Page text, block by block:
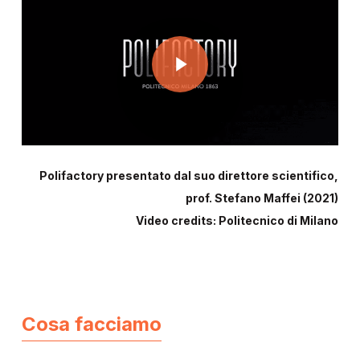
Play Video
Polifactory presentato dal suo direttore scientifico,
prof. Stefano Maffei (2021)
Video credits: Politecnico di Milano
Cosa facciamo